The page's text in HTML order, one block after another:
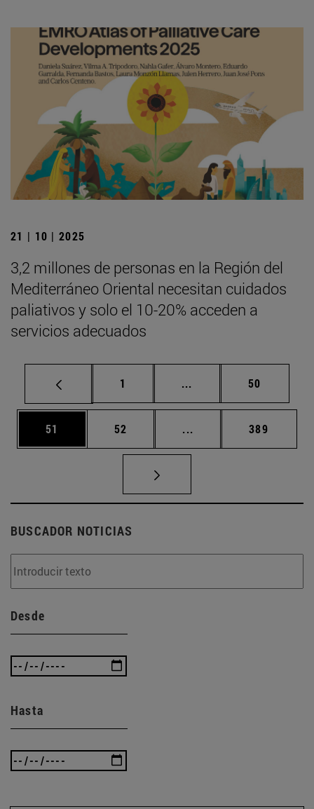
21 | 10 | 2025
3,2 millones de personas en la Región del
Mediterráneo Oriental necesitan cuidados
paliativos y solo el 10-20% acceden a
servicios adecuados
Página
1 ... Páginas intermedias
Página
50
Página
51 Página
52 ... Páginas intermedias
Página
389
BUSCADOR NOTICIAS
Desde
Hasta